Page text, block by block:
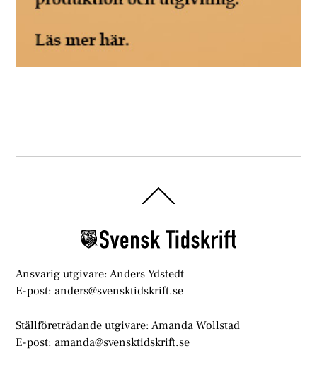
To
Ansvarig utgivare: Anders Ydstedt
E-post: anders@svensktidskrift.se
Ställföreträdande utgivare: Amanda Wollstad
E-post: amanda@svensktidskrift.se